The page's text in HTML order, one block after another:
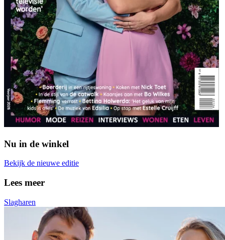
Nu in de winkel
Bekijk de nieuwe editie
Lees meer
Slagharen